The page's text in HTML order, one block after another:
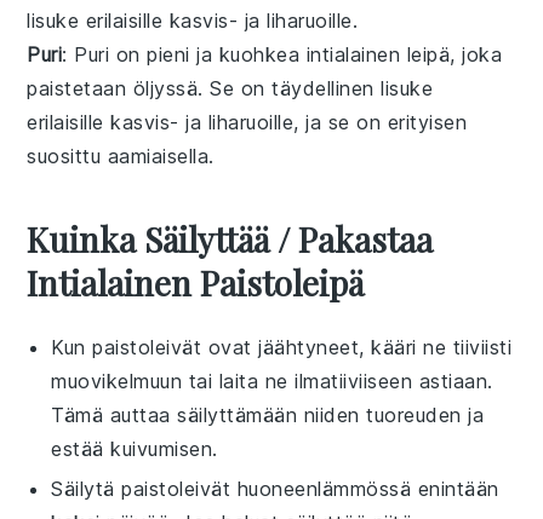
lisuke erilaisille kasvis- jaliharuoille.
Puri: Puri on pieni ja kuohkea intialainen leipä, joka
paistetaan öljyssä. Se on täydellinen lisuke
erilaisillekasvis- ja liharuoille, ja se on erityisen
suosittu aamiaisella.
Kuinka Säilyttää / Pakastaa
Intialainen Paistoleipä
Kunpaistoleivät ovat jäähtyneet, kääri ne tiiviisti
muovikelmuun tai laita neilmatiiviiseen astiaan.
Tämä auttaa säilyttämään niiden tuoreuden ja
estää kuivumisen.
Säilytäpaistoleivät huoneenlämmössä enintään